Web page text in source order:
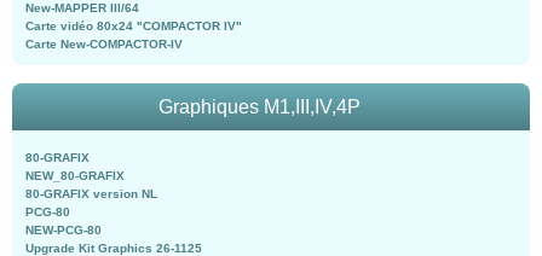
New-MAPPER III/64
Carte vidéo 80x24 "COMPACTOR IV"
Carte New-COMPACTOR-IV
Graphiques M1,III,IV,4P
80-GRAFIX
NEW_80-GRAFIX
80-GRAFIX version NL
PCG-80
NEW-PCG-80
Upgrade Kit Graphics 26-1125